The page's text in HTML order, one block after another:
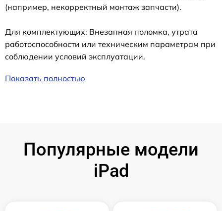
(например, некорректный монтаж запчасти).
Для комплектующих: Внезапная поломка, утрата
работоспособности или техническим параметрам при
соблюдении условий эксплуатации.
Показать полностью
Популярные модели
iPad